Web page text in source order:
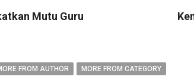
Mutu Guru
FROM AUTHOR MORE FROM CATEGORY